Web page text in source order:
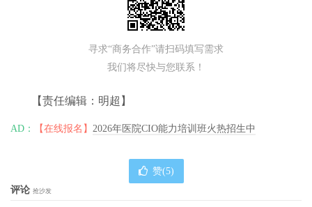
寻求“商务合作”请扫码填写需求
我们将尽快与您联系！
【责任编辑：明超】
AD： 【在线报名】 2026年医院CIO能力培训班火热招生中
赞(5)
评论 抢沙发